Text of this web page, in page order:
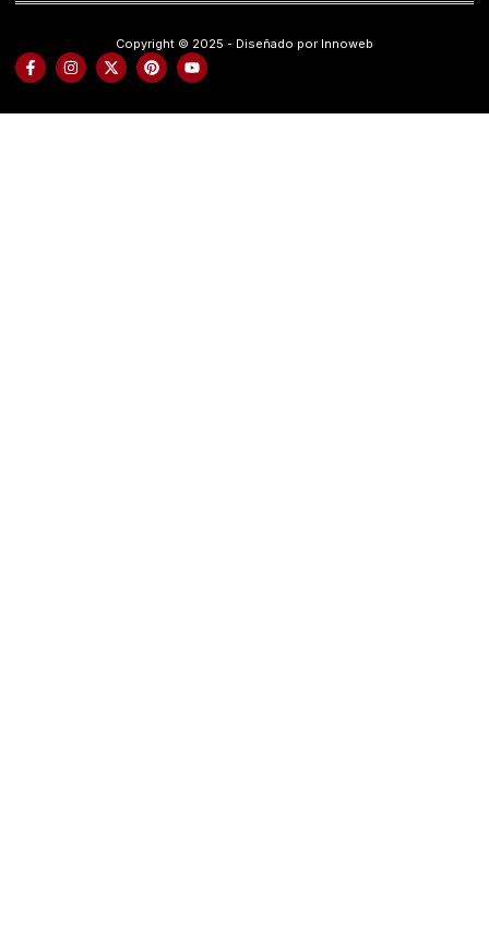
Copyright © 2025 - Diseñado por Innoweb